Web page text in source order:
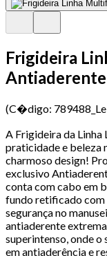
Frigideira
(C�digo:
A Frigideira da
praticidade e beleza
charmoso design!
exclusivo
conta com cabo em
fundo retificado
segurança no
antiaderente
superintenso, onde
em antiaderência e